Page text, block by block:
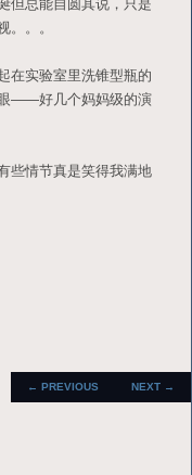
但总能自圆其说，只是
。。。
在实验室里洗锥型瓶的
——好几个妈妈级的演
些情节真是笑得我满地
POST
NAVIGATION
← PREVIOUS NEXT →